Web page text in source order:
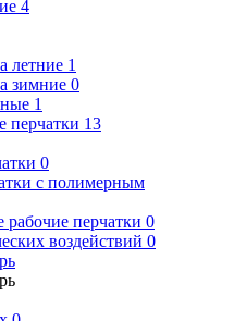
4
летние 1
зимние 0
1
перчатки 13
0
с полимерным
перчатки 0
воздействий 0